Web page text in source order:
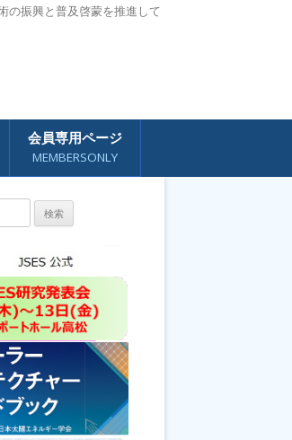
の振興と普及啓蒙を推進して
会員専用ページ
MEMBERSONLY